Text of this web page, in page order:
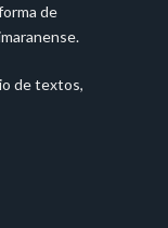
de
de textos,